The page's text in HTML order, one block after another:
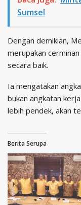
Sumsel
Dengan demikian,
merupakan
secara baik.
Ia mengatakan
bukan angkatan
lebih pendek, akan
Berita Serupa